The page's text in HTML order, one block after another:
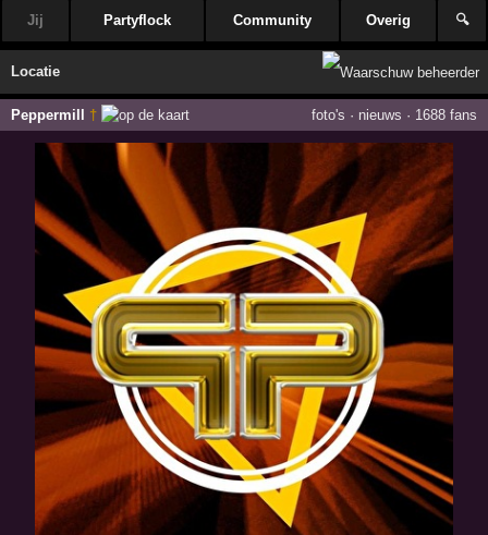
Jij Partyflock Community Overig 🔍
Locatie
Peppermill † foto's · nieuws · 1688 fans